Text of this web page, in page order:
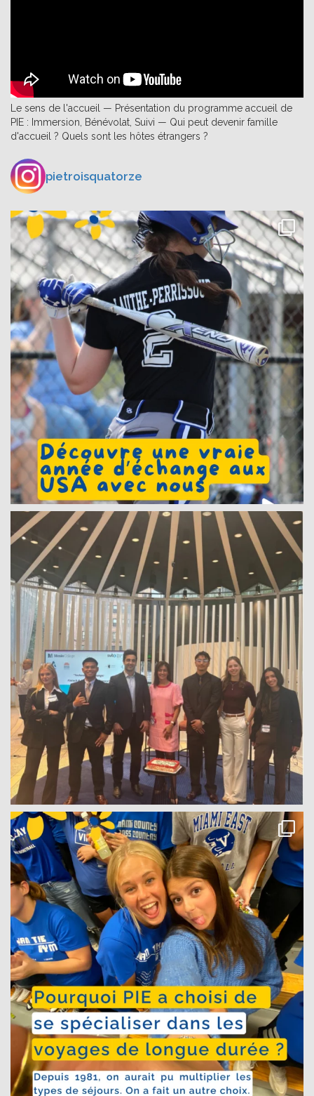
Le sens de l'accueil — Présentation du programme accueil de
PIE : Immersion, Bénévolat, Suivi — Qui peut devenir famille
d'accueil ? Quels sont les hôtes étrangers ?
pietroisquatorze